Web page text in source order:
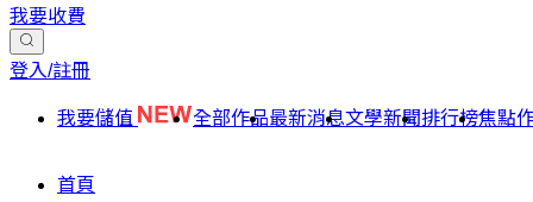
我要收費
登入/註冊
我要儲值 全部作品最新消息文學新聞排行榜焦點
首頁